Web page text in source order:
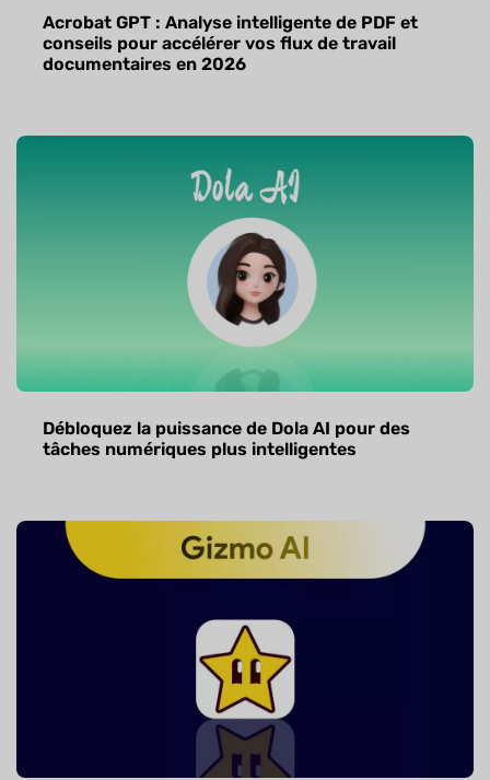
Acrobat GPT : Analyse intelligente de PDF et
conseils pour accélérer vos flux de travail
documentaires en 2026
Débloquez la puissance de Dola AI pour des
tâches numériques plus intelligentes